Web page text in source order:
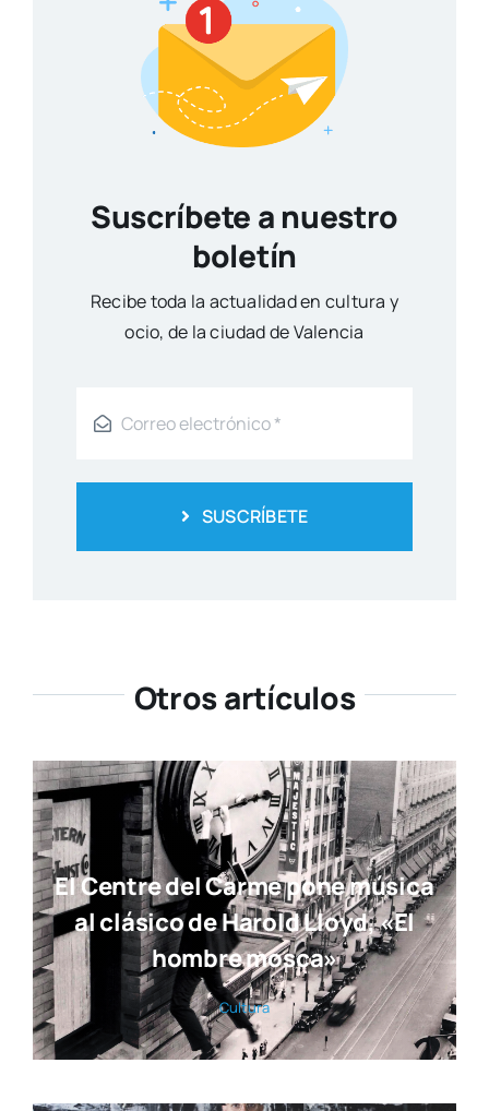
Suscríbete a nuestro
boletín
Reci­be toda la actua­li­dad en cul­tu­ra y
ocio, de la ciu­dad de Valen­cia
SUSCRÍBETE
Otros artículos
El Centre del Carme pone música
al clásico de Harold Lloyd, «El
hombre mosca»
Cul­tu­ra